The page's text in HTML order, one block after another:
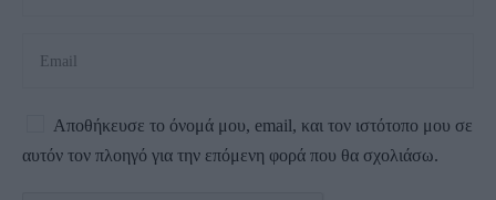
Αποθήκευσε το όνομά μου, email, και τον ιστότοπο μου σε
αυτόν τον πλοηγό για την επόμενη φορά που θα σχολιάσω.